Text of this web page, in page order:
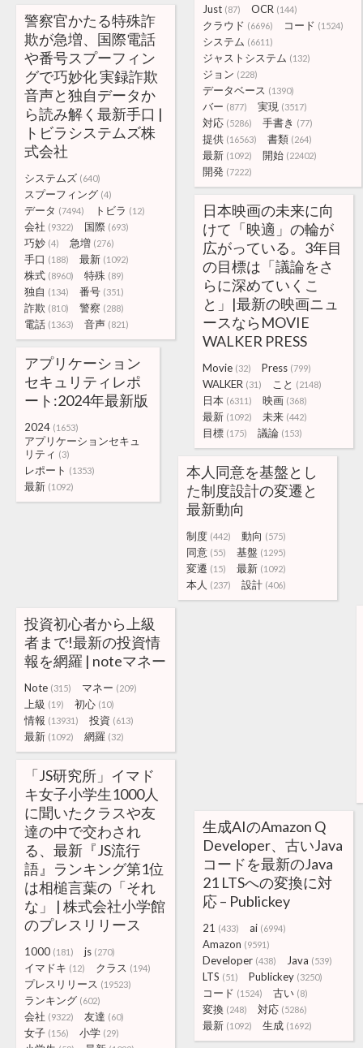
Just (87) OCR (144)
クラウド (6696) コード (1524)
システム (6611)
ジャストシステム (132)
ジョン (228)
データベース (1390)
バー (877) 実現 (3517)
対応 (5286) 手書き (77)
提供 (16563) 書類 (264)
最新 (1092) 開始 (22402)
開発 (7222)
警察官かたる特殊詐
欺が急増、国際電話
や番号スプーフィン
グで巧妙化 実録詐欺
音声と独自データか
ら読み解く最新手口 |
トビラシステムズ株
式会社
システムズ (640)
スプーフィング (4)
データ (7494) トビラ (12)
会社 (9322) 国際 (693)
巧妙 (4) 急増 (276)
手口 (188) 最新 (1092)
株式 (8960) 特殊 (89)
独自 (134) 番号 (351)
詐欺 (810) 警察 (288)
電話 (1363) 音声 (821)
日本映画の未来に向
けて「映適」の輪が
広がっている。3年目
の目標は「議論をさ
らに深めていくこ
と」|最新の映画ニュ
ースならMOVIE
WALKER PRESS
Movie (32) Press (799)
WALKER (31) こと (2148)
日本 (6311) 映画 (368)
最新 (1092) 未来 (442)
目標 (175) 議論 (153)
アプリケーション
セキュリティレポ
ート:2024年最新版
2024 (1653)
アプリケーションセキュ
リティ (3)
レポート (1353)
最新 (1092)
本人同意を基盤とし
た制度設計の変遷と
最新動向
制度 (442) 動向 (575)
同意 (55) 基盤 (1295)
変遷 (15) 最新 (1092)
本人 (237) 設計 (406)
投資初心者から上級
者まで!最新の投資情
報を網羅 | noteマネー
Note (315) マネー (209)
上級 (19) 初心 (10)
情報 (13931) 投資 (613)
最新 (1092) 網羅 (32)
「JS研究所」イマド
キ女子小学生1000人
に聞いたクラスや友
達の中で交わされ
る、最新『JS流行
語』ランキング第1位
は相槌言葉の「それ
な」 | 株式会社小学館
のプレスリリース
1000 (181) js (270)
イマドキ (12) クラス (194)
プレスリリース (19523)
ランキング (602)
会社 (9322) 友達 (60)
女子 (156) 小学 (29)
生成AIのAmazon Q
Developer、古いJava
コードを最新のJava
21 LTSへの変換に対
応 – Publickey
21 (433) ai (6994)
Amazon (9591)
Developer (438) Java (539)
LTS (51) Publickey (3250)
コード (1524) 古い (8)
変換 (248) 対応 (5286)
最新 (1092) 生成 (1692)